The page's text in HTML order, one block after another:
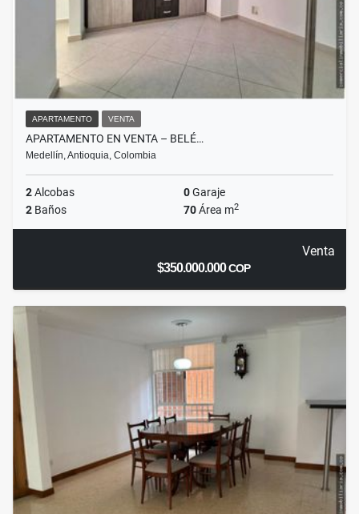
APARTAMENTO VENTA
APARTAMENTO EN VENTA – BELÉ…
Medellín, Antioquia, Colombia
2Alcobas 0Garaje
2 Baños 70Área m2
Venta
$350.000.000COP